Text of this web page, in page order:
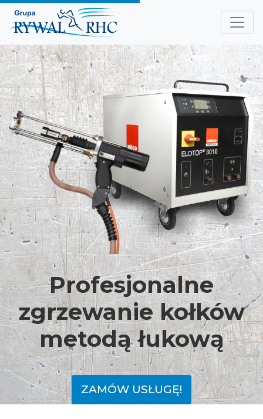
Profesjonalne
zgrzewanie kołków
metodą łukową
ZAMÓW USŁUGĘ!